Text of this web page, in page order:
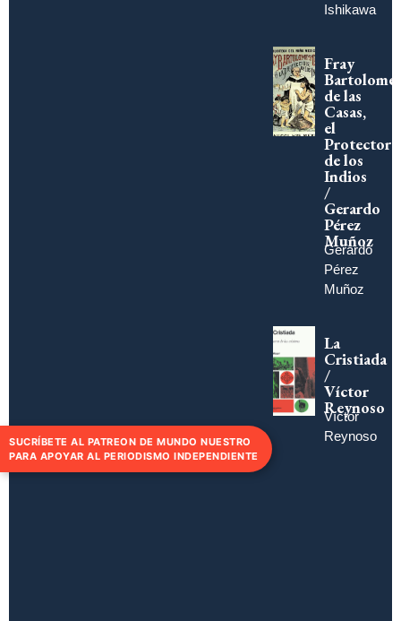
Ishikawa
Fray
Bartolomé
de las
Casas,
el
Protector
de los
Indios
/
Gerardo
Pérez
Muñoz
Gerardo
Pérez
Muñoz
La
Cristiada
/
Víctor
Reynoso
Víctor
Reynoso
SUCRÍBETE AL PATREON DE MUNDO NUESTRO
PARA APOYAR AL PERIODISMO INDEPENDIENTE